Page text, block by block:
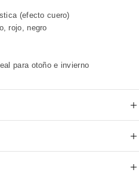
(efecto cuero)
rojo, negro
para otoño e invierno